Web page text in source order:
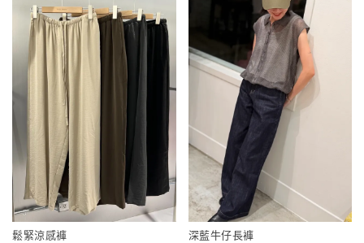
鬆緊涼感褲
深藍牛仔長褲